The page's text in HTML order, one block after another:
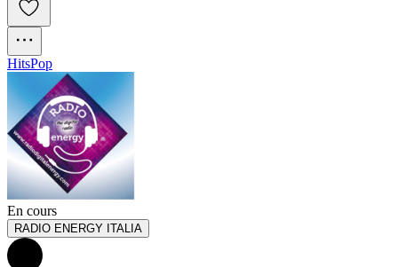
HitsPop
En cours
RADIO ENERGY ITALIA